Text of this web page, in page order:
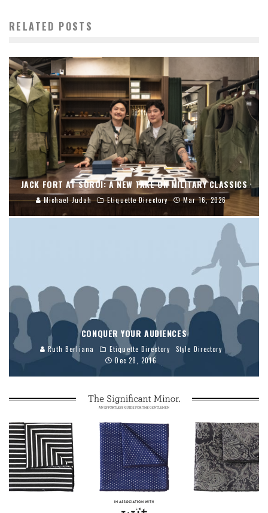
RELATED POSTS
JACK FORT AT SOROI: A NEW TAKE ON MILITARY CLASSICS
Michael Judah Etiquette Directory Mar 16, 2026
CONQUER YOUR AUDIENCES
Ruth Berliana Etiquette Directory
Style Directory
Dec 28, 2016
THE SIGNIFICANT MINOR: AN EFFORTLESS GUIDE FOR THE
GENTLEMEN